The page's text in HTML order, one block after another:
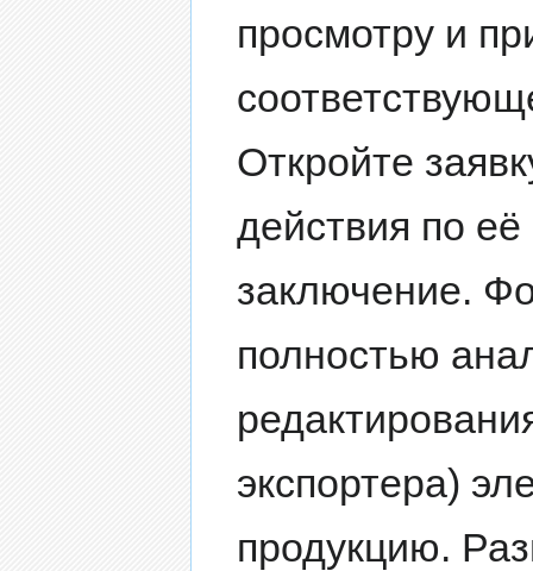
просмотру и
Откройте
действия по
заключение.
полностью
экспортера)
продукцию.